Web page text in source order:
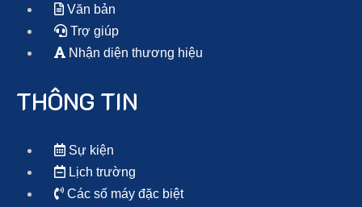
Văn bản
Trợ giúp
Nhận diện thương hiệu
THÔNG TIN
Sự kiện
Lịch trường
Các số máy đặc biệt